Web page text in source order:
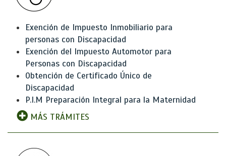
Exención de Impuesto Inmobiliario para
personas con Discapacidad
Exención del Impuesto Automotor para
Personas con Discapacidad
Obtención de Certificado Único de
Discapacidad
P.I.M Preparación Integral para la Maternidad
MÁS TRÁMITES